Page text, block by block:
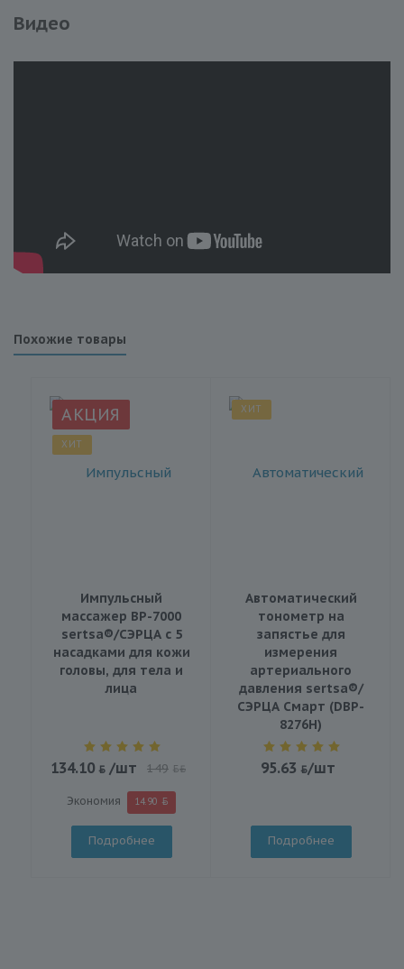
Видео
Похожие товары
АКЦИЯ
ХИТ
Импульсный
массажер BP-7000
sertsa®/СЭРЦА с 5
насадками для кожи
головы, для тела и
лица
134.10 /шт 149 BYN
Экономия 14.90
Подробнее
ХИТ
Автоматический
тонометр на
запястье для
измерения
артериального
давления sertsa®/
СЭРЦА Смарт (DBP-
8276H)
95.63 /шт
Подробнее